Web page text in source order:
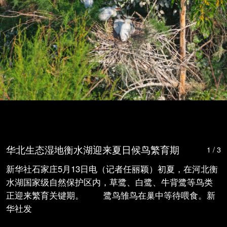
华北生态湿地衡水湖迎来夏日候鸟繁育期 1 / 3
新华社石家庄5月13日电（记者任丽颖）初夏，在河北衡
水湖国家级自然保护区内，草鹭、白鹭、牛背鹭等鸟类
正迎来繁育关键期。 鹭鸟雏鸟在巢中等待喂食。新
华社发